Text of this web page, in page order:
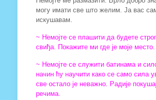
могу имати све што желим. Ја вас
искушавам.
~ Немојте се плашити да будете
свиђа. Покажите ми где је моје место.
~ Немојте се служити батинама и
начин ћу научити како се само сила
све остало је неважно. Радије
речима.